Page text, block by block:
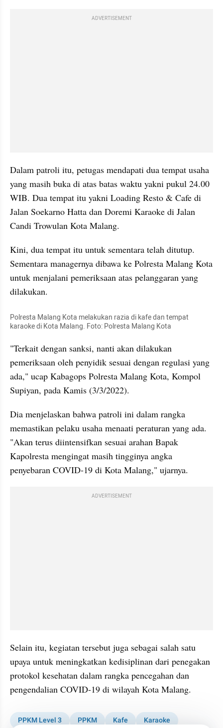
ADVERTISEMENT
Dalam patroli itu, petugas mendapati dua tempat usaha
yang masih buka di atas batas waktu yakni pukul 24.00
WIB. Dua tempat itu yakni Loading Resto & Cafe di
Jalan Soekarno Hatta dan Doremi Karaoke di Jalan
Candi Trowulan Kota Malang.
Kini, dua tempat itu untuk sementara telah ditutup.
Sementara managernya dibawa ke Polresta Malang Kota
untuk menjalani pemeriksaan atas pelanggaran yang
dilakukan.
Polresta Malang Kota melakukan razia di kafe dan tempat
karaoke di Kota Malang. Foto: Polresta Malang Kota
"Terkait dengan sanksi, nanti akan dilakukan
pemeriksaan oleh penyidik sesuai dengan regulasi yang
ada," ucap Kabagops Polresta Malang Kota, Kompol
Supiyan, pada Kamis (3/3/2022).
Dia menjelaskan bahwa patroli ini dalam rangka
memastikan pelaku usaha menaati peraturan yang ada.
"Akan terus diintensifkan sesuai arahan Bapak
Kapolresta mengingat masih tingginya angka
penyebaran COVID-19 di Kota Malang," ujarnya.
ADVERTISEMENT
Selain itu, kegiatan tersebut juga sebagai salah satu
upaya untuk meningkatkan kedisiplinan dari penegakan
protokol kesehatan dalam rangka pencegahan dan
pengendalian COVID-19 di wilayah Kota Malang.
PPKM Level 3 PPKM Kafe Karaoke